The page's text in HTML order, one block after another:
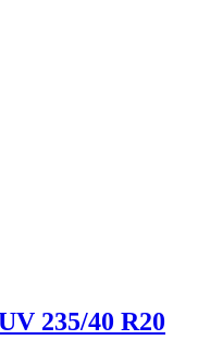
235/40 R20